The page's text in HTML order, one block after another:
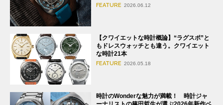
FEATURE 2026.06.12
【クワイエットな時計概論】“ラグスポ”と
もドレスウォッチとも違う。クワイエット
な時計21本
FEATURE 2026.05.18
時計のWonderな魅力が満載！ 時計ジャ